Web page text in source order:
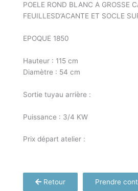
POELE ROND BLANC A GROSSE
FEUILLESD’ACANTE ET SOCLE
EPOQUE 1850
Hauteur : 115 cm
Diamètre : 54 cm
Sortie tuyau arrière :
Puissance : 3/4 KW
Prix départ atelier :
Retour Prendre